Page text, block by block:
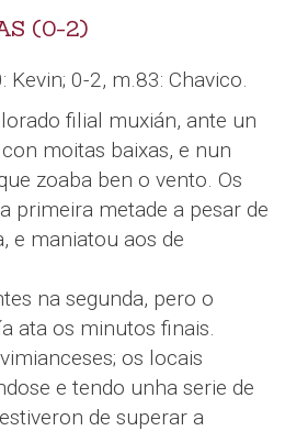
(0-2)
Kevin; 0-2, m.83: Chavico.
filial muxián, ante un
moitas baixas, e nun
zoaba ben o vento. Os
primeira metade a pesar de
e maniatou aos de
na segunda, pero o
ata os minutos finais.
os locais
e tendo unha serie de
de superar a